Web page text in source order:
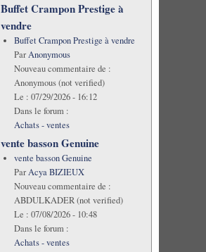
Buffet Crampon Prestige à
vendre
Buffet Crampon Prestige à vendre
ParAnonymous
Nouveau commentaire de :
Anonymous (not verified)
Le : 07/29/2026 - 16:12
Dans le forum :
Achats - ventes
vente basson Genuine
vente basson Genuine
ParAcya BIZIEUX
Nouveau commentaire de :
ABDULKADER (not verified)
Le : 07/08/2026 - 10:48
Dans le forum :
Achats - ventes